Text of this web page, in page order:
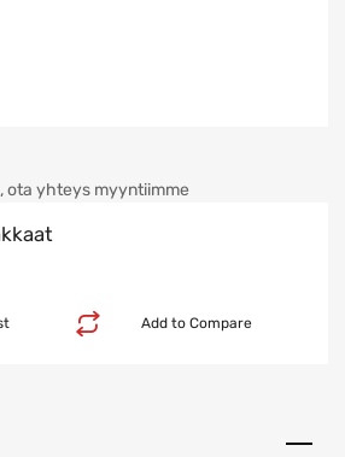
ota yhteys myyntiimme
Add to Compare